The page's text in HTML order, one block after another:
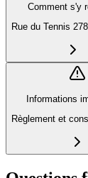
Comment s'y
Rue du Tennis
Informations
Règlement et